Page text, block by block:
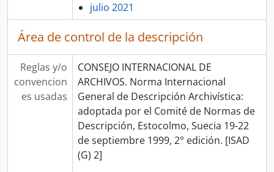
julio 2021
Área de control de la descripción
Reglas y/o
convencion
es usadas
CONSEJO INTERNACIONAL DE
ARCHIVOS. Norma Internacional
General de Descripción Archivística:
adoptada por el Comité de Normas de
Descripción, Estocolmo, Suecia 19-22
de septiembre 1999, 2° edición. [ISAD
(G) 2]